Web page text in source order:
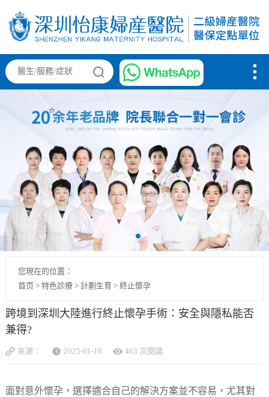
您現在的位置：
首页 > 特色診療> 計劃生育> 終止懷孕
跨境到深圳大陸進行終止懷孕手術：安全與隱私能否
兼得?
來源： 2025-01-18 463 次閱讀
面對意外懷孕，選擇適合自己的解決方案並不容易，尤其對